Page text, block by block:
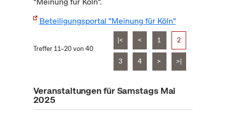
Beteiligungsportal "Meinung für Köln"
Treffer 11–20 von 40
|< < 1 2
3 4 > >|
Veranstaltungen für Samstags Mai
2025